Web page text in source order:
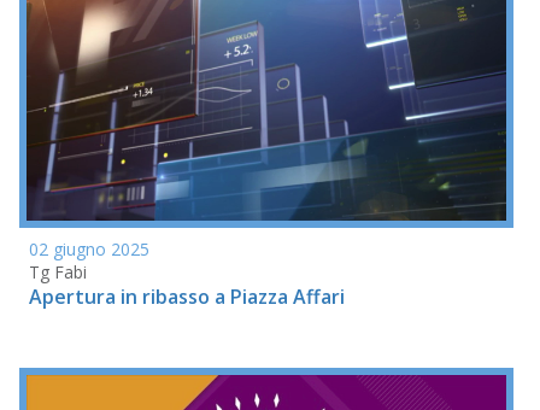
02 giugno 2025
Tg Fabi
Apertura in ribasso a Piazza Affari